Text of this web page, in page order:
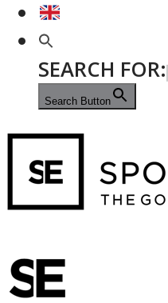
SEARCH FOR:
Search Button